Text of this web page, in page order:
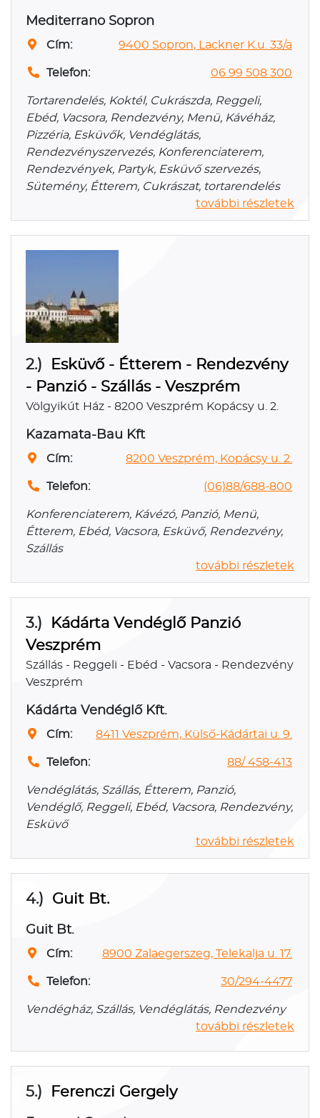
Mediterrano Sopron
Cím: 9400 Sopron, Lackner K.u. 33/a
Telefon: 06 99 508 300
Tortarendelés, Koktél, Cukrászda, Reggeli,
Ebéd, Vacsora, Rendezvény, Menü, Kávéház,
Pizzéria, Esküvők, Vendéglátás,
Rendezvényszervezés, Konferenciaterem,
Rendezvények, Partyk, Esküvő szervezés,
Sütemény, Étterem, Cukrászat, tortarendelés
további részletek
2.)
Esküvő - Étterem - Rendezvény
- Panzió - Szállás - Veszprém
Völgyikút Ház - 8200 Veszprém Kopácsy u. 2.
Kazamata-Bau Kft
Cím: 8200 Veszprém, Kopácsy u. 2.
Telefon: (06)88/688-800
Konferenciaterem, Kávézó, Panzió, Menü,
Étterem, Ebéd, Vacsora, Esküvő, Rendezvény,
Szállás
további részletek
3.)
Kádárta Vendéglő Panzió
Veszprém
Szállás - Reggeli - Ebéd - Vacsora - Rendezvény
Veszprém
Kádárta Vendéglő Kft.
Cím: 8411 Veszprém, Külső-Kádártai u. 9.
Telefon: 88/ 458-413
Vendéglátás, Szállás, Étterem, Panzió,
Vendéglő, Reggeli, Ebéd, Vacsora, Rendezvény,
Esküvő
további részletek
4.) Guit Bt.
Guit Bt.
Cím: 8900 Zalaegerszeg, Telekalja u. 17.
Telefon: 30/294-4477
Vendégház, Szállás, Vendéglátás, Rendezvény
további részletek
5.) Ferenczi Gergely